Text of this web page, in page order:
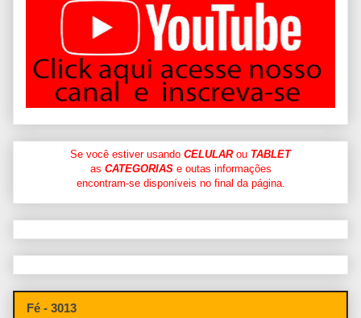
Se você estiver usando CELULARou TABLET
as CATEGORIASe outas informações
encontram-se disponíveis no final da página.
Fé - 3013